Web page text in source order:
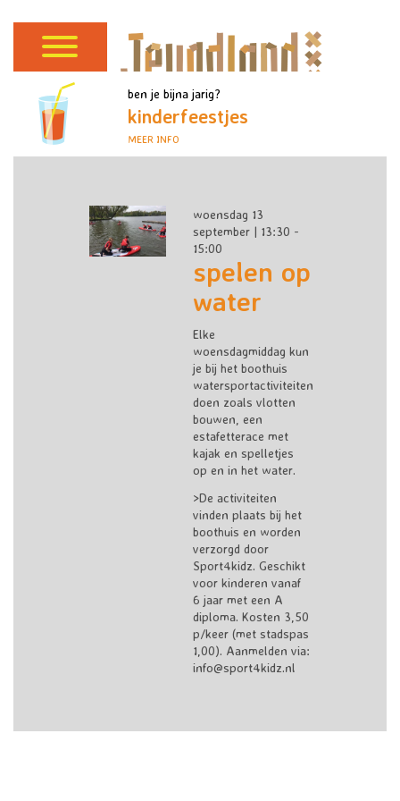
ben je bijna jarig?
kinderfeestjes
MEER INFO
woensdag 13
september | 13:30 -
15:00
spelen op
water
Elke
woensdagmiddag kun
je bij het boothuis
watersportactiviteiten
doen zoals vlotten
bouwen, een
estafetterace met
kajak en spelletjes
op en in het water.
>De activiteiten
vinden plaats bij het
boothuis en worden
verzorgd door
Sport4kidz. Geschikt
voor kinderen vanaf
6 jaar met een A
diploma. Kosten 3,50
p/keer (met stadspas
1,00). Aanmelden via:
info@sport4kidz.nl